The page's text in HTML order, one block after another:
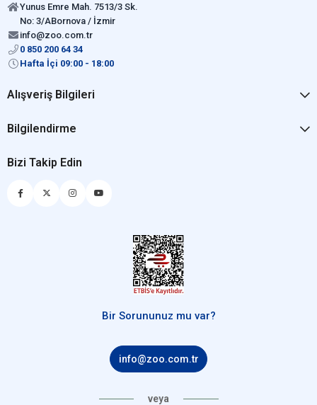
Yunus Emre Mah. 7513/3 Sk.
No: 3/ABornova / İzmir
info@zoo.com.tr
0 850 200 64 34
Hafta İçi 09:00 - 18:00
Alışveriş Bilgileri
Bilgilendirme
Bizi Takip Edin
Bir Sorununuz mu var?
info@zoo.com.tr
veya